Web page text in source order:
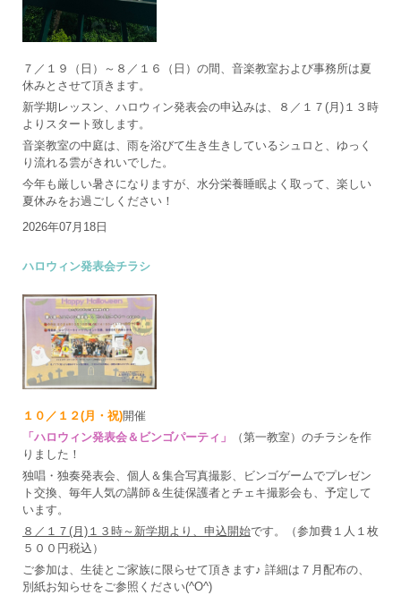
７／１９（日）～８／１６（日）の間、音楽教室および事務所は夏
休みとさせて頂きます。
新学期レッスン、ハロウィン発表会の申込みは、８／１７(月)１３時
よりスタート致します。
音楽教室の中庭は、雨を浴びて生き生きしているシュロと、ゆっく
り流れる雲がきれいでした。
今年も厳しい暑さになりますが、水分栄養睡眠よく取って、楽しい
夏休みをお過ごしください！
2026年07月18日
ハロウィン発表会チラシ
１０／１２(月・祝)開催
「ハロウィン発表会＆ビンゴパーティ」
（第一教室）のチラシを作
りました！
独唱・独奏発表会、個人＆集合写真撮影、ビンゴゲームでプレゼン
ト交換、毎年人気の講師＆生徒保護者とチェキ撮影会も、予定して
います。
８／１７(月)１３時～新学期より、申込開始です。（参加費１人１枚
５００円税込）
ご参加は、生徒とご家族に限らせて頂きます♪ 詳細は７月配布の、
別紙お知らせをご参照ください(^O^)